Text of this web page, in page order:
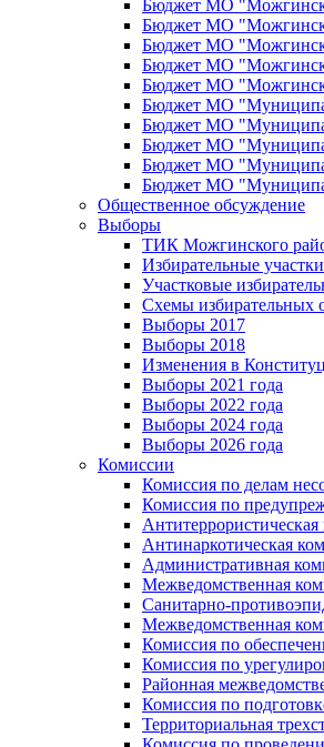
Бюджет МО
Бюджет МО
Бюджет МО
Бюджет МО
Бюджет МО
Бюджет МО
Бюджет МО
Бюджет МО
Бюджет МО
Бюджет МО
Общественное обсуждение
Выборы
ТИК Можгинского
Избирательные участки
Участковые
Схемы избирательных
Выборы 2017
Выборы 2018
Изменения в
Выборы 2021 года
Выборы 2022 года
Выборы 2024 года
Выборы 2026 года
Комиссии
Комиссия по делам
Комиссия по
Антитеррористическая
Антинаркотическая
Административная
Межведомственная
Санитарно-
Межведомственная
Комиссия по
Комиссия по
Районная
Комиссия по
Территориальная